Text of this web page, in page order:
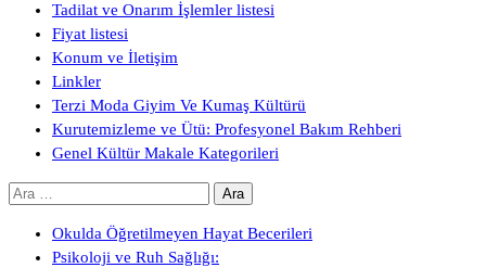
Tadilat ve Onarım İşlemler listesi
Fiyat listesi
Konum ve İletişim
Linkler
Terzi Moda Giyim Ve Kumaş Kültürü
Kurutemizleme ve Ütü: Profesyonel Bakım Rehberi
Genel Kültür Makale Kategorileri
Arama:
Okulda Öğretilmeyen Hayat Becerileri
Psikoloji ve Ruh Sağlığı: